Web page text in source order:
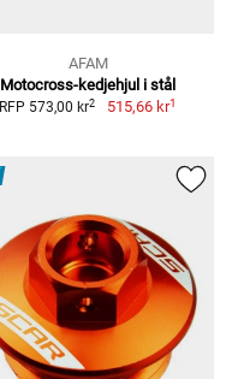
AFAM
Motocross-kedjehjul i stål
RFP 573,00 kr2 515,66 kr1